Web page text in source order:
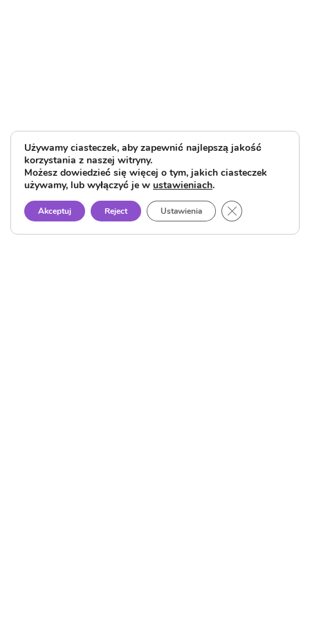
Używamy ciasteczek, aby zapewnić najlepszą jakość
korzystania z naszej witryny.
Możesz dowiedzieć się więcej o tym, jakich ciasteczek
używamy, lub wyłączyć je w ustawieniach.
Akceptuj Reject Ustawienia Close GDPR